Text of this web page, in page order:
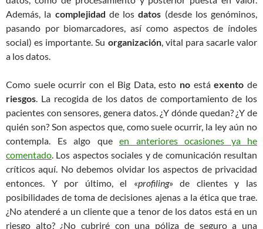
Además, la complejidad de losdatos (desde los genóminos,
pasando por biomarcadores, así como aspectos de índoles
social) es importante. Su organización, vital para sacarle valor
a los datos.
Como suele ocurrir con el Big Data, esto no estáexento de
riesgos. La recogida de los datos de comportamiento de los
pacientes con sensores, genera datos. ¿Y dónde quedan? ¿Y de
quién son? Son aspectos que, como suele ocurrir, la ley aún no
contempla. Es algo que en anteriores ocasiones ya he
comentado. Los aspectos sociales y de comunicación resultan
críticos aquí. No debemos olvidar los aspectos de privacidad
entonces. Y por último, el «profiling» de clientes y las
posibilidades de toma de decisiones ajenas a la ética que trae.
¿No atenderé a un cliente que a tenor de los datos está en un
riesgo alto? ¿No cubriré con una póliza de seguro a una